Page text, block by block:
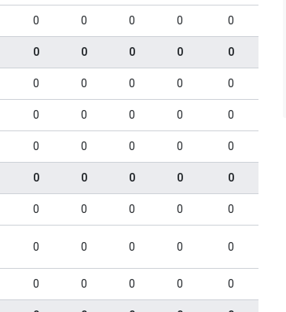
0 0 0 0 0
0 0 0 0 0
0 0 0 0 0
0 0 0 0 0
0 0 0 0 0
0 0 0 0 0
0 0 0 0 0
0 0 0 0 0
0 0 0 0 0